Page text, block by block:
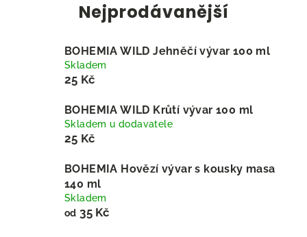
Nejprodávanější
BOHEMIA WILD Jehněčí vývar 100 ml
Skladem
25 Kč
BOHEMIA WILD Krůtí vývar 100 ml
Skladem u dodavatele
25 Kč
BOHEMIA Hovězí vývar s kousky masa
140 ml
Skladem
od 35 Kč